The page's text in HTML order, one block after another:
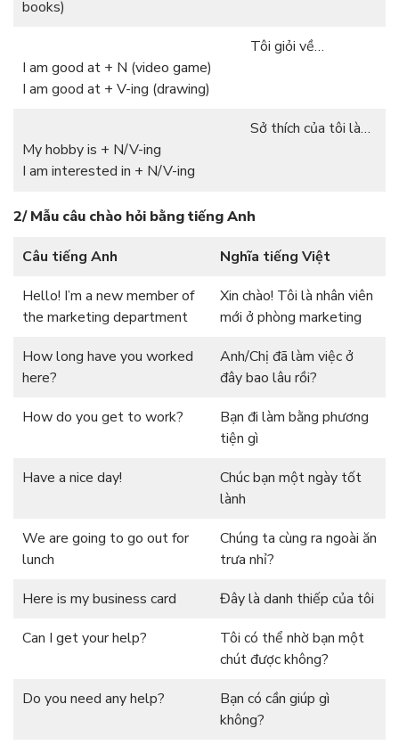
books)
I am good at + N (video game)
I am good at + V-ing (drawing)
Tôi giỏi về…
My hobby is + N/V-ing
I am interested in + N/V-ing
Sở thích của tôi là…
2/ Mẫu câu chào hỏi bằng tiếng Anh
Câu tiếng Anh
Nghĩa tiếng Việt
Hello! I’m a new member of
the marketing department
Xin chào! Tôi là nhân viên
mới ở phòng marketing
How long have you worked
here?
Anh/Chị đã làm việc ở
đây bao lâu rồi?
How do you get to work?
Bạn đi làm bằng phương
tiện gì
Have a nice day!
Chúc bạn một ngày tốt
lành
We are going to go out for
lunch
Chúng ta cùng ra ngoài ăn
trưa nhỉ?
Here is my business card
Đây là danh thiếp của tôi
Can I get your help?
Tôi có thể nhờ bạn một
chút được không?
Do you need any help?
Bạn có cần giúp gì
không?